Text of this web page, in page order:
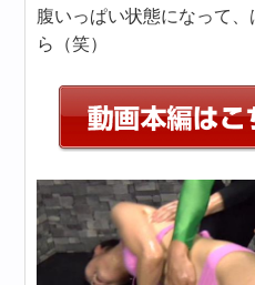
腹いっぱい状態になって
ら（笑）